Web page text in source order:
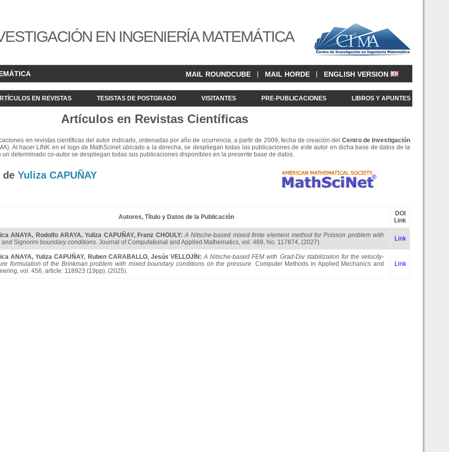
EN INGENIERÍA MATEMÁTICA
MAIL ROUNDCUBE | MAIL HORDE | ENGLISH VERSION
EN REVISTAS TESISTAS DE POSTGRADO VISITANTES PRE-PUBLICACIONES LIBROS Y APUNTES
Artículos en Revistas Científicas
en revistas científicas del autor indicado, ordenadas por año de ocurrencia, a partir de 2009, fecha de creación del Centro de Investigación
Al hacer LINK en el logo de MathScinet ubicado a la derecha, se despliegan todas las publicaciones de este autor en dicha base de datos de la
un determinado co-autor se despliegan todas sus publicaciones disponibles en la presente base de datos.
de Yuliza CAPUÑAY
Autores, Título y Datos de la Publicación
DOI
Link
ANAYA, Rodolfo ARAYA,Yuliza CAPUÑAY, Franz CHOULY:A Nitsche-based mixed finite element method for Poisson problem with
and Signorini boundary conditions. Journal of Computational and Applied Mathematics, vol. 489, No. 117874, (2027). Link
ANAYA,Yuliza CAPUÑAY, Ruben CARABALLO, Jesús VELLOJÍN :A Nitsche-based FEM with Grad-Div stabilization for the velocity-
formulation of the Brinkman problem with mixed boundary conditions on the pressure. Computer Methods in Applied Mechanics and
vol. 456, article: 118923 (19pp), (2025).
Link